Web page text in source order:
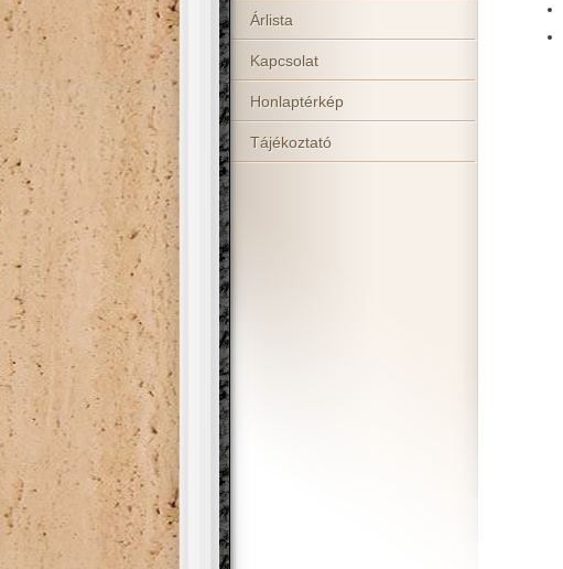
Árlista
Kapcsolat
Honlaptérkép
Tájékoztató